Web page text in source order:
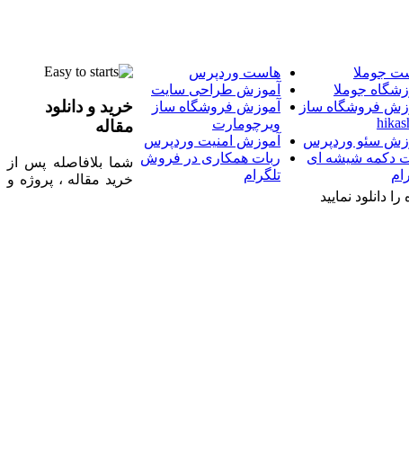
جوملا
هاست وردپرس
جوملا
آموزش طراحی سایت
فروشگاه ساز
آموزش فروشگاه ساز
ویرچومارت
سئو وردپرس
آموزش امنیت وردپرس
دکمه شیشه ای
ربات همکاری در فروش
تلگرام
خرید و دانلود
مقاله
شما بلافاصله پس از
خرید مقاله ، پروژه و
دانلود نمایید